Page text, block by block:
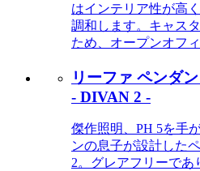
はインテリア性が高
調和します。キャス
ため、オープンオフ
リーファ ペンダ
- DIVAN 2 -
傑作照明、PH 5を手
ンの息子が設計した
2。グレアフリーであ